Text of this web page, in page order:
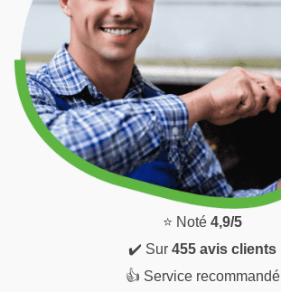
⭐ Noté 4,9/5
✔️ Sur 455 avis clients
👍 Service recommandé